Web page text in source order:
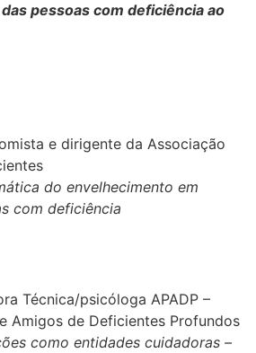
pessoas com deficiência ao
e dirigente da Associação
do envelhecimento em
com deficiência
Técnica/psicóloga APADP –
Amigos de Deficientes Profundos
como entidades cuidadoras –